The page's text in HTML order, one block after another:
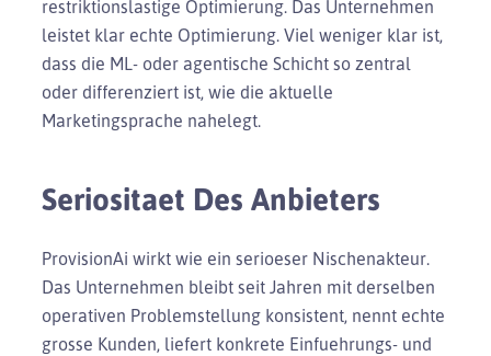
restriktionslastige Optimierung. Das Unternehmen
leistet klar echte Optimierung. Viel weniger klar ist,
dass die ML- oder agentische Schicht so zentral
oder differenziert ist, wie die aktuelle
Marketingsprache nahelegt.
Seriositaet Des Anbieters
ProvisionAi wirkt wie ein serioeser Nischenakteur.
Das Unternehmen bleibt seit Jahren mit derselben
operativen Problemstellung konsistent, nennt echte
grosse Kunden, liefert konkrete Einfuehrungs- und